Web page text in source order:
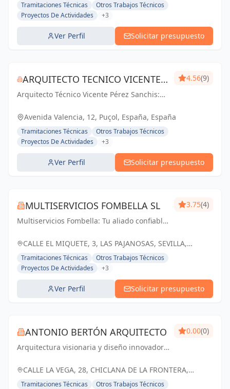
Tramitaciones Técnicas
Otros Trabajos Técnicos
Proyectos De Actividades
+3
Ver Perfil Solicitar presupuesto
ARQUITECTO TECNICO VICENTE
PÉREZ SANCHIS
Arquitecto Técnico Vicente Pérez Sanchis:
transformando ideas en realidad.
4.56(9)
Avenida Valencia, 12, Puçol, España, España
Tramitaciones Técnicas
Otros Trabajos Técnicos
Proyectos De Actividades
+3
Ver Perfil Solicitar presupuesto
MULTISERVICIOS FOMBELLA SL
Multiservicios Fombella: Tu aliado confiable
soluciones sólidas para un futuro
3.75(4)
CALLE EL MIQUETE, 3, LAS PAJANOSAS, SEVILLA,
ESPAÑA, España
Tramitaciones Técnicas
Otros Trabajos Técnicos
Proyectos De Actividades
+3
Ver Perfil Solicitar presupuesto
ANTONIO BERTÓN ARQUITECTO
Arquitectura visionaria y diseño innovador
Chiclana de la Frontera y Cádiz
0.00(0)
CALLE LA VEGA, 28, CHICLANA DE LA FRONTERA,
ESPAÑA, España
Tramitaciones Técnicas
Otros Trabajos Técnicos